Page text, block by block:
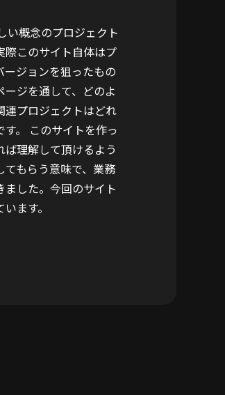
い概念のプロジェクト
際このサイト自体はプ
ジョンを狙ったもの
ジを通して、どのよ
連プロジェクトはどれ
。 このサイトを作っ
理解して頂けるよう
もらう意味で、業務
した。今回のサイト
ます。